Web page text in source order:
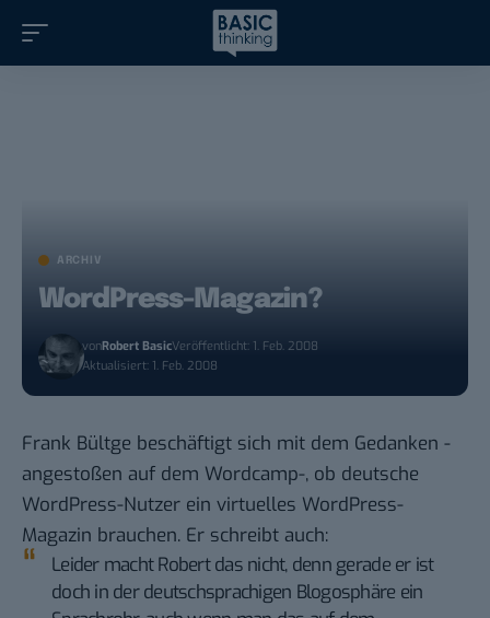
ARCHIV
WordPress-Magazin?
vonRobert BasicVeröffentlicht: 1. Feb. 2008
Aktualisiert: 1. Feb. 2008
Frank Bültge beschäftigt sich mit dem Gedanken -
angestoßen auf dem Wordcamp-, ob deutsche
WordPress-Nutzer ein virtuelles WordPress-
Magazin brauchen. Er schreibt auch:
Leider macht Robert das nicht, denn gerade er ist
doch in der deutschsprachigen Blogosphäre ein